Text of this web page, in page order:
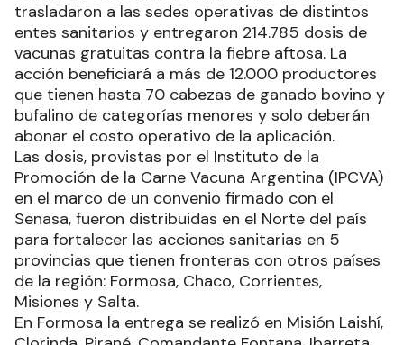
trasladaron a las sedes operativas de distintos
entes sanitarios y entregaron 214.785 dosis de
vacunas gratuitas contra la fiebre aftosa. La
acción beneficiará a más de 12.000 productores
que tienen hasta 70 cabezas de ganado bovino y
bufalino de categorías menores y solo deberán
abonar el costo operativo de la aplicación.
Las dosis, provistas por el Instituto de la
Promoción de la Carne Vacuna Argentina (IPCVA)
en el marco de un convenio firmado con el
Senasa, fueron distribuidas en el Norte del país
para fortalecer las acciones sanitarias en 5
provincias que tienen fronteras con otros países
de la región: Formosa, Chaco, Corrientes,
Misiones y Salta.
En Formosa la entrega se realizó en Misión Laishí,